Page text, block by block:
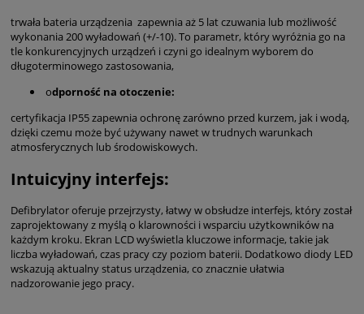
trwała bateria urządzenia zapewnia aż 5 lat czuwania lub możliwość
wykonania 200 wyładowań (+/-10). To parametr, który wyróżnia go na
tle konkurencyjnych urządzeń i czyni go idealnym wyborem do
długoterminowego zastosowania,
odporność na otoczenie:
certyfikacja IP55 zapewnia ochronę zarówno przed kurzem, jak i wodą,
dzięki czemu może być używany nawet w trudnych warunkach
atmosferycznych lub środowiskowych.
Intuicyjny interfejs:
Defibrylator oferuje przejrzysty, łatwy w obsłudze interfejs, który został
zaprojektowany z myślą o klarowności i wsparciu użytkowników na
każdym kroku. Ekran LCD wyświetla kluczowe informacje, takie jak
liczba wyładowań, czas pracy czy poziom baterii. Dodatkowo diody LED
wskazują aktualny status urządzenia, co znacznie ułatwia
nadzorowanie jego pracy.